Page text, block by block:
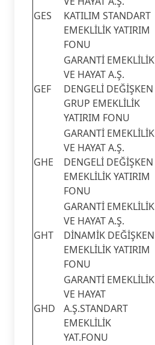
GES
KATILIM STANDART
EMEKLİLİK YATIRIM
FONU
GEF
GARANTİ EMEKLİLİK
VE HAYAT A.Ş.
DENGELİ DEĞİŞKEN
GRUP EMEKLİLİK
YATIRIM FONU
GHE
GARANTİ EMEKLİLİK
VE HAYAT A.Ş.
DENGELİ DEĞİŞKEN
EMEKLİLİK YATIRIM
FONU
GHT
GARANTİ EMEKLİLİK
VE HAYAT A.Ş.
DİNAMİK DEĞİŞKEN
EMEKLİLİK YATIRIM
FONU
GHD
GARANTİ EMEKLİLİK
VE HAYAT
A.Ş.STANDART
EMEKLİLİK
YAT.FONU